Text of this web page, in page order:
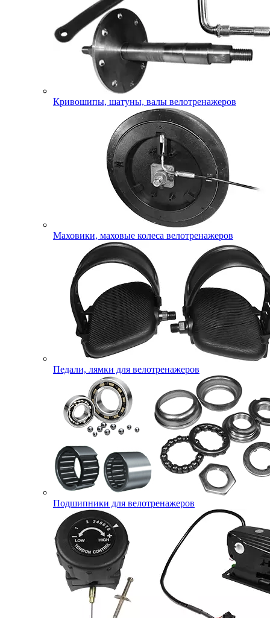
Кривошипы, шатуны, валы велотренажеров
Маховики, маховые колеса велотренажеров
Педали, лямки для велотренажеров
Подшипники для велотренажеров